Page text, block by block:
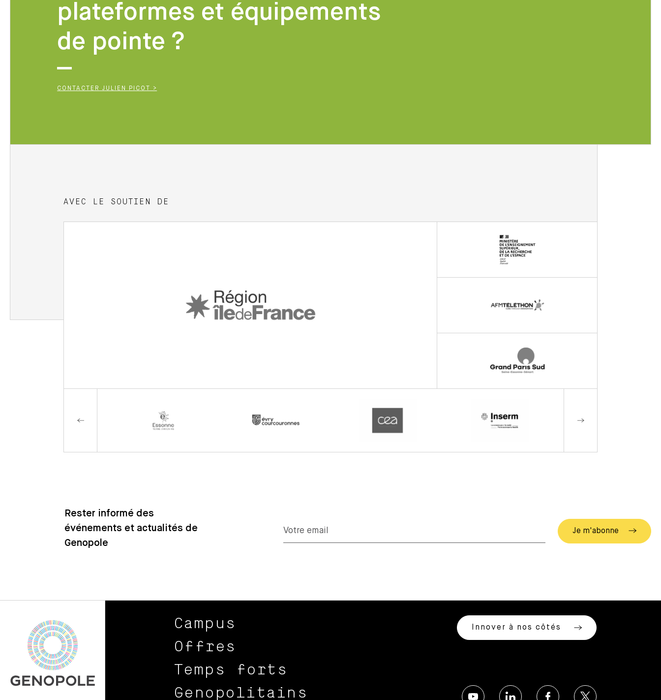
plateformes et équipements
de pointe ?
CONTACTER JULIEN PICOT >
AVEC LE SOUTIEN DE
Rester informé des
événements et actualités de
Genopole
Campus
Offres
Temps forts
Genopolitains
Innover à nos côtés